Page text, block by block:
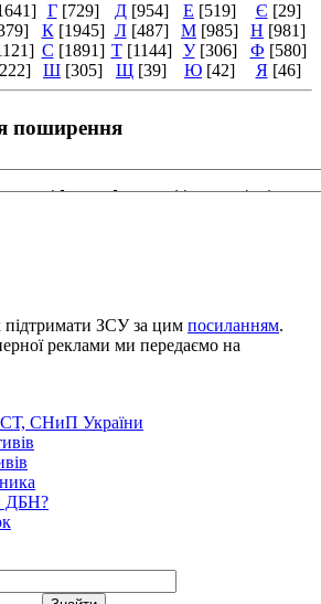
Г [729] Д [954] Е [519] Є [29]
К [1945] Л [487] М [985] Н [981]
С [1891] Т [1144] У [306] Ф [580]
Ш [305] Щ [39] Ю [42] Я [46]
поширення
ЗСУ за цим посиланням.
реклами ми передаємо на
СНиП України
ДБН?